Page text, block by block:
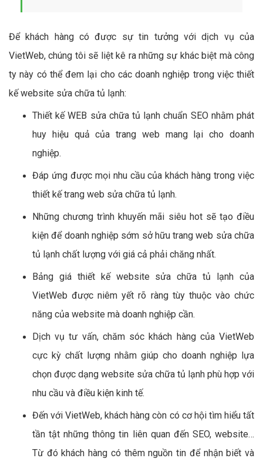
Để khách hàng có được sự tin tưởng với dịch vụ của
VietWeb, chúng tôi sẽ liệt kê ra những sự khác biệt mà công
ty này có thể đem lại cho các doanh nghiệp trong việc thiết
kế website sửa chữa tủ lạnh:
Thiết kế WEB sửa chữa tủ lạnh chuẩn SEO nhằm phát
huy hiệu quả của trang web mang lại cho doanh
nghiệp.
Đáp ứng được mọi nhu cầu của khách hàng trong việc
thiết kế trang web sửa chữa tủ lạnh.
Những chương trình khuyến mãi siêu hot sẽ tạo điều
kiện để doanh nghiệp sớm sở hữu trang web sửa chữa
tủ lạnh chất lượng với giá cả phải chăng nhất.
Bảng giá thiết kế website sửa chữa tủ lạnh của
VietWeb được niêm yết rõ ràng tùy thuộc vào chức
năng của website mà doanh nghiệp cần.
Dịch vụ tư vấn, chăm sóc khách hàng của VietWeb
cực kỳ chất lượng nhằm giúp cho doanh nghiệp lựa
chọn được dạng website sửa chữa tủ lạnh phù hợp với
nhu cầu và điều kiện kinh tế.
Đến với VietWeb, khách hàng còn có cơ hội tìm hiểu tất
tần tật những thông tin liên quan đến SEO, website…
Từ đó khách hàng có thêm nguồn tin để nhận biết và